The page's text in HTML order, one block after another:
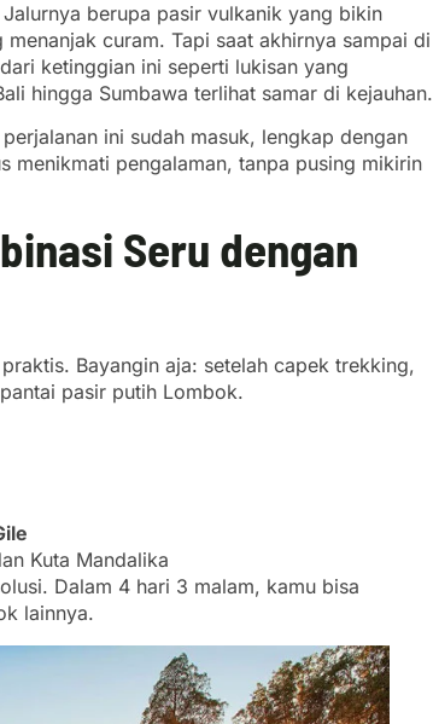
berupa pasir vulkanik yang bikin
curam. Tapi saat akhirnya sampai di
ketinggian ini seperti lukisan yang
hingga Sumbawa terlihat samar di kejauhan.
ini sudah masuk, lengkap dengan
menikmati pengalaman, tanpa pusing mikirin
Seru dengan
Bayangin aja: setelah capek trekking,
pasir putih Lombok.
Kuta Mandalika
Dalam 4 hari 3 malam, kamu bisa
lainnya.